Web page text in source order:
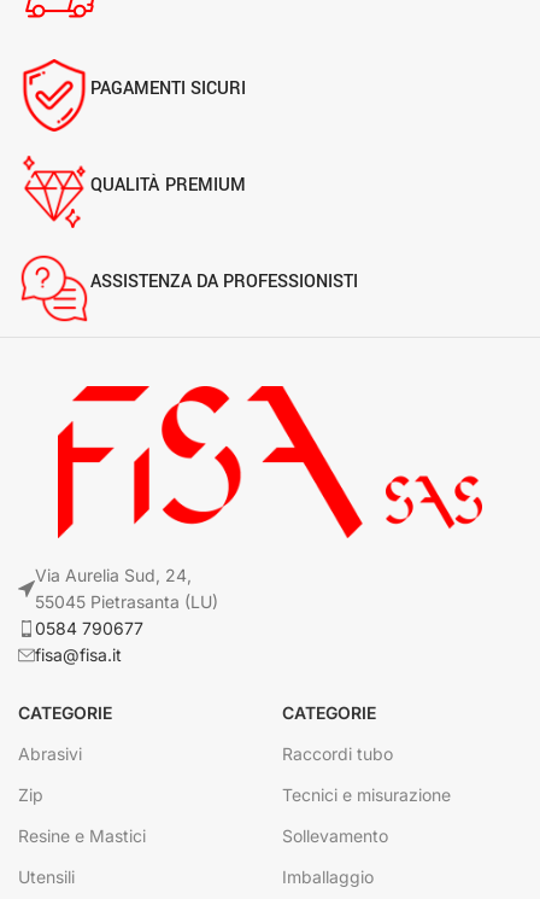
PAGAMENTI SICURI
QUALITÀ PREMIUM
ASSISTENZA DA PROFESSIONISTI
Via Aurelia Sud, 24,
55045 Pietrasanta (LU)
0584 790677
fisa@fisa.it
CATEGORIE
Abrasivi
Zip
Resine e Mastici
Utensili
CATEGORIE
Raccordi tubo
Tecnici e misurazione
Sollevamento
Imballaggio